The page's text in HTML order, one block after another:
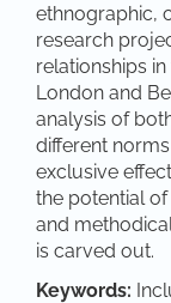
ethnographic,
research
relationships
London and
analysis of
different
exclusive
the potential
and
is carved out.
Keywords: